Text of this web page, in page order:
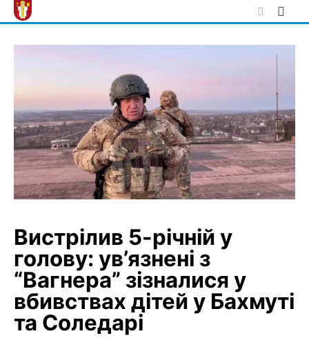
Skip
to
Вистрілив 5-річній у
голову: ув’язнені з
“Вагнера” зізналися у
вбивствах дітей у Бахмуті
та Соледарі